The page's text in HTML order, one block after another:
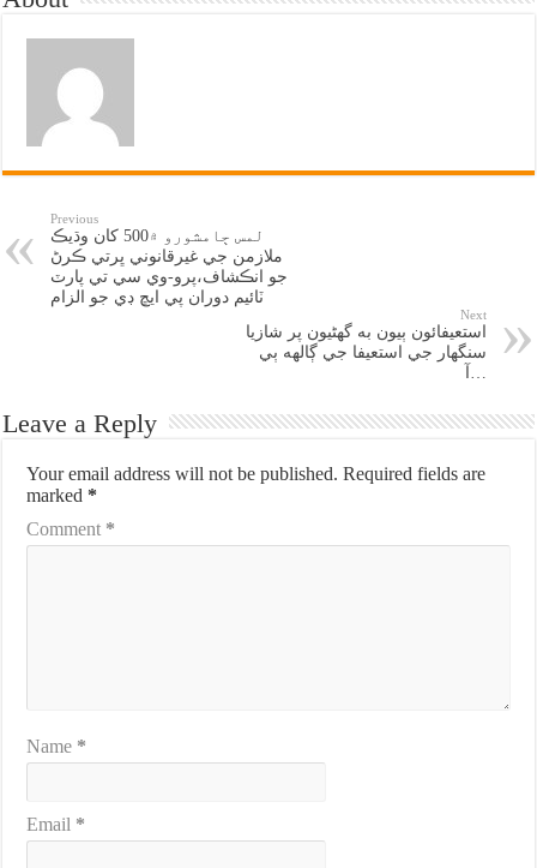
Previous
لمس ڄامشورو ۾500 کان وڌيڪ
ملازمن جي غيرقانوني ڀرتي ڪرڻ
جو انڪشاف،پرو-وي سي تي پارٽ
ٽائيم دوران پي ايڇ ڊي جو الزام
Next
استعيفائون ٻيون به گهڻيون پر شازيا
سنگهار جي استعيفا جي ڳالهه ٻي
آ…
Leave a Reply
Your email address will not be published. Required fields are
marked *
Comment *
Name *
Email *